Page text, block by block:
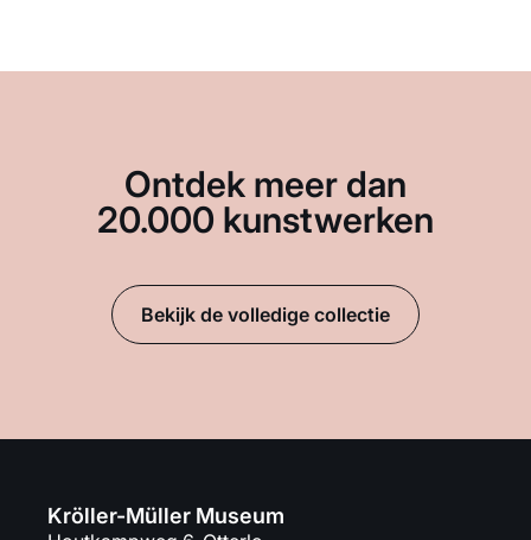
Ontdek meer dan
20.000 kunstwerken
Bekijk de volledige collectie
Kröller-Müller Museum